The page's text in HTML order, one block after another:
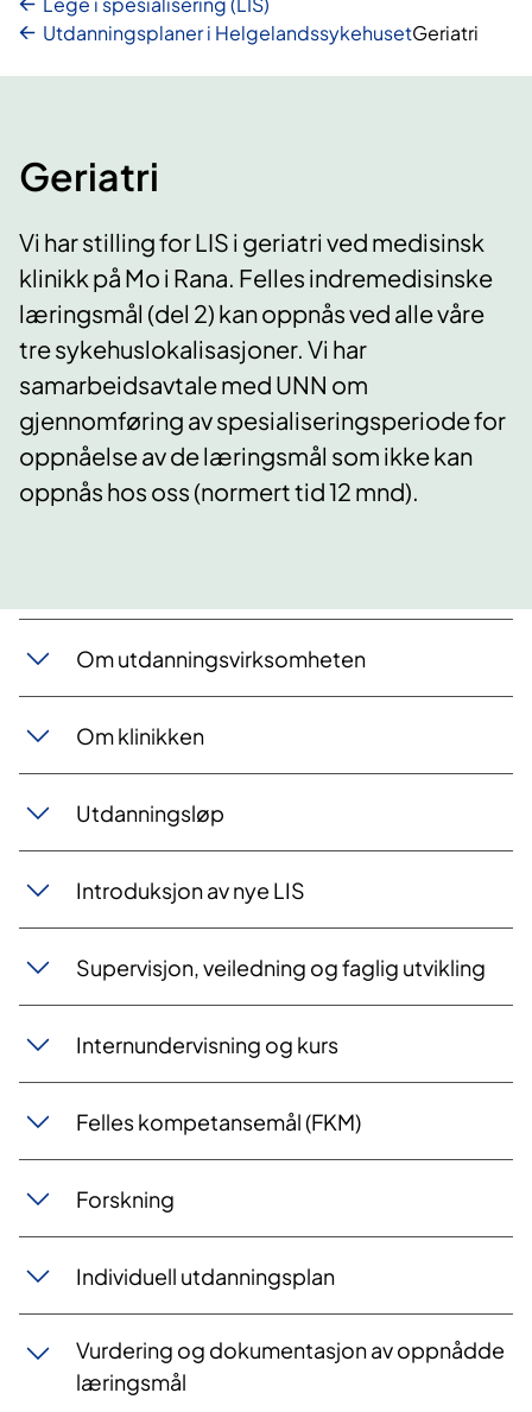
Utdanningsplaner i HelgelandssykehusetGeriatri
Geriatri
Vi har stilling for LIS i geriatri ved medisinsk
klinikk på Mo i Rana. Felles indremedisinske
læringsmål (del 2) kan oppnås ved alle våre
tre sykehuslokalisasjoner. Vi har
samarbeidsavtale med UNN om
gjennomføring av spesialiseringsperiode for
oppnåelse av de læringsmål som ikke kan
oppnås hos oss (normert tid 12 mnd).
Om utdanningsvirksomheten
Om klinikken
Utdanningsløp
Introduksjon av nye LIS
Supervisjon, veiledning og faglig utvikling
Internundervisning og kurs
Felles kompetansemål (FKM)
Forskning
Individuell utdanningsplan
Vurdering og dokumentasjon av oppnådde
læringsmål